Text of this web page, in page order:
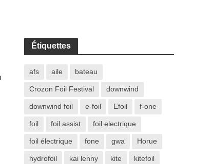
Étiquettes
afs aile bateau
Crozon Foil Festival downwind
downwind foil e-foil Efoil f-one
foil foil assist foil electrique
foil électrique fone gwa Horue
hydrofoil kai lenny kite kitefoil